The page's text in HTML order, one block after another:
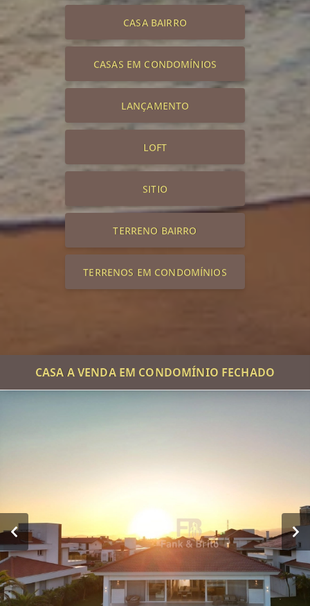
CASA BAIRRO
CASAS EM CONDOMÍNIOS
LANÇAMENTO
LOFT
SITIO
TERRENO BAIRRO
TERRENOS EM CONDOMÍNIOS
CASA A VENDA EM CONDOMÍNIO FECHADO